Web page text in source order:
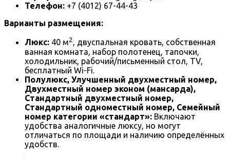
Телефон: +7 (4012) 67-44-43
Варианты размещения:
Люкс: 40 м2, двуспальная кровать, собственная
ванная комната, набор полотенец, тапочки,
холодильник, рабочий/письменный стол, TV,
бесплатный Wi-Fi.
Полулюкс, Улучшенный двухместный номер,
Двухместный номер эконом (мансарда),
Стандартный двухместный номер,
Стандартный одноместный номер, Семейный
номер категории «стандарт»: Включают
удобства аналогичные люксу, но могут
отличаться по площади и наличию определённых
удобств.